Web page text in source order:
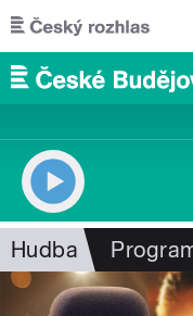
Přejít k hlavnímu obsahu
Hudba